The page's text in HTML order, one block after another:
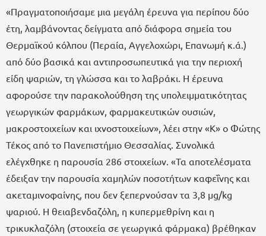
«Πραγματοποιήσαμε μια μεγάλη έρευνα για περίπου δύο
έτη, λαμβάνοντας δείγματα από διάφορα σημεία του
Θερμαϊκού κόλπου (Περαία, Αγγελοχώρι, Επανωμή κ.ά.)
από δύο βασικά και αντιπροσωπευτικά για την περιοχή
είδη ψαριών, τη γλώσσα και το λαβράκι. Η έρευνα
αφορούσε την παρακολούθηση της υπολειμματικότητας
γεωργικών φαρμάκων, φαρμακευτικών ουσιών,
μακροστοιχείων και ιχνοστοιχείων», λέει στην «Κ» ο Φώτης
Τέκος από το Πανεπιστήμιο Θεσσαλίας. Συνολικά
ελέγχθηκε η παρουσία 286 στοιχείων. «Τα αποτελέσματα
έδειξαν την παρουσία χαμηλών ποσοτήτων καφεΐνης και
ακεταμινοφαίνης, που δεν ξεπερνούσαν τα 3,8 μg/kg
ψαριού. Η θειαβενδαζόλη, η κυπερμεθρίνη και η
τρικυκλαζόλη (στοιχεία σε γεωργικά φάρμακα) βρέθηκαν